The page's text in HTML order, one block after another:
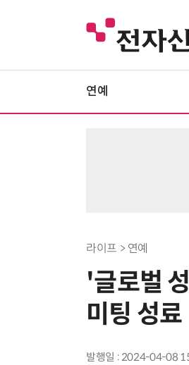
연예
라이프 > 연예
'글로벌
미팅 성료
발행일 : 2024-04-08